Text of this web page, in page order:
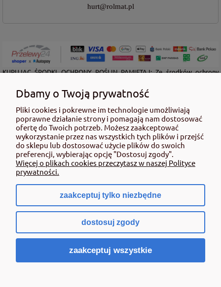
hurt@rolmat.pl
KUPUJĄC ŚRODKI OCHRONY ROŚLIN PAMIĘTAJ: Ze środków ochrony
użyciem przeczytaj informacje zamieszczone w etykiecie i informacje
dotyczące produktu. Zwróć uwagę na zwroty wskazujące rodzaj zagrożenia
oraz przestrzegaj środków bezpieczeństwa zamieszczonych w etykiecie.
Środki ochrony roślin do użytku profesjonalnego mogą być nabyte tylko i
wyłącznie przez osoby pełnoletnie oraz posiadające kwalifikacje
wymagane od osób nabywających środki ochrony roślin określone w
ustawie (art. 28 Ustawy z dn. 8 marca 2013 r. o Środkach Ochrony Roślin Dz.
Ustw 2020 poz.2097 z pózn. zm.) Niespełnienie powyższych warunków jest
złamaniem regulaminu sklepu.
pokaż pełną wersję strony
Sklep internetowy Shoper.pl
Dbamy o Twoją prywatność
Pliki cookies i pokrewne im technologie umożliwiają
poprawne działanie strony i pomagają nam dostosować
ofertę do Twoich potrzeb. Możesz zaakceptować
wykorzystanie przez nas wszystkich tych plików i przejść
do sklepu lub dostosować użycie plików do swoich
preferencji, wybierając opcję "Dostosuj zgody".
Więcej o plikach cookies przeczytasz w naszej Polityce
prywatności.
zaakceptuj tylko niezbędne
dostosuj zgody
zaakceptuj wszystkie